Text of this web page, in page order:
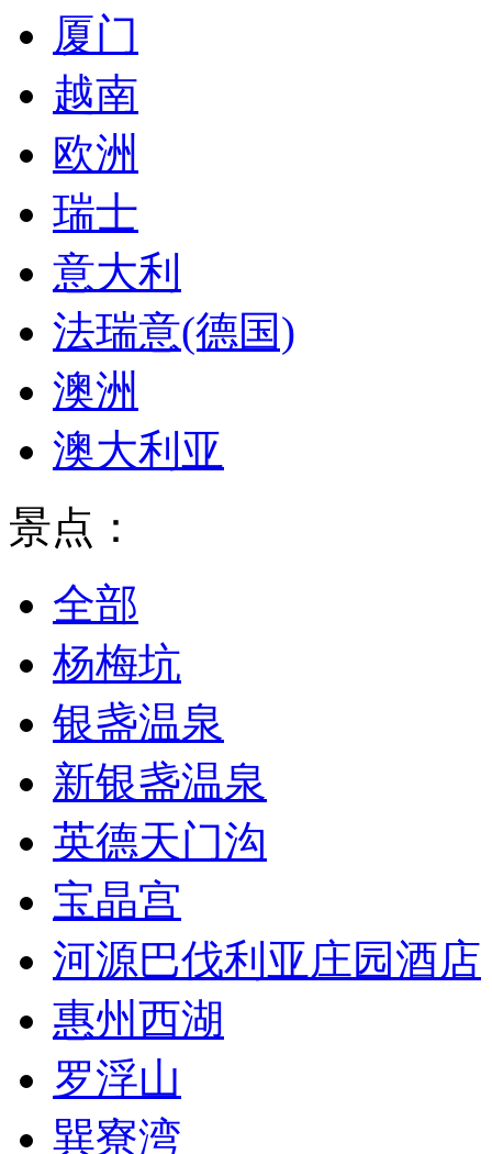
厦门
越南
欧洲
瑞士
意大利
法瑞意(德国)
澳洲
澳大利亚
景点：
全部
杨梅坑
银盏温泉
新银盏温泉
英德天门沟
宝晶宫
河源巴伐利亚庄园酒店
惠州西湖
罗浮山
巽寮湾